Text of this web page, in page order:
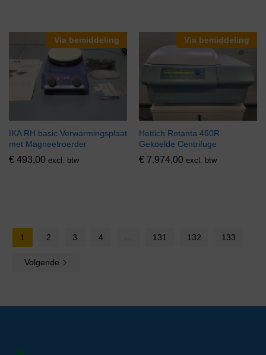
Via bemiddeling
IKA RH basic Verwarmingsplaat
met Magneetroerder
€ 493,00 excl. btw
Via bemiddeling
Hettich Rotanta 460R
Gekoelde Centrifuge
€ 7.974,00 excl. btw
1 2 3 4 131 132 133
Volgende